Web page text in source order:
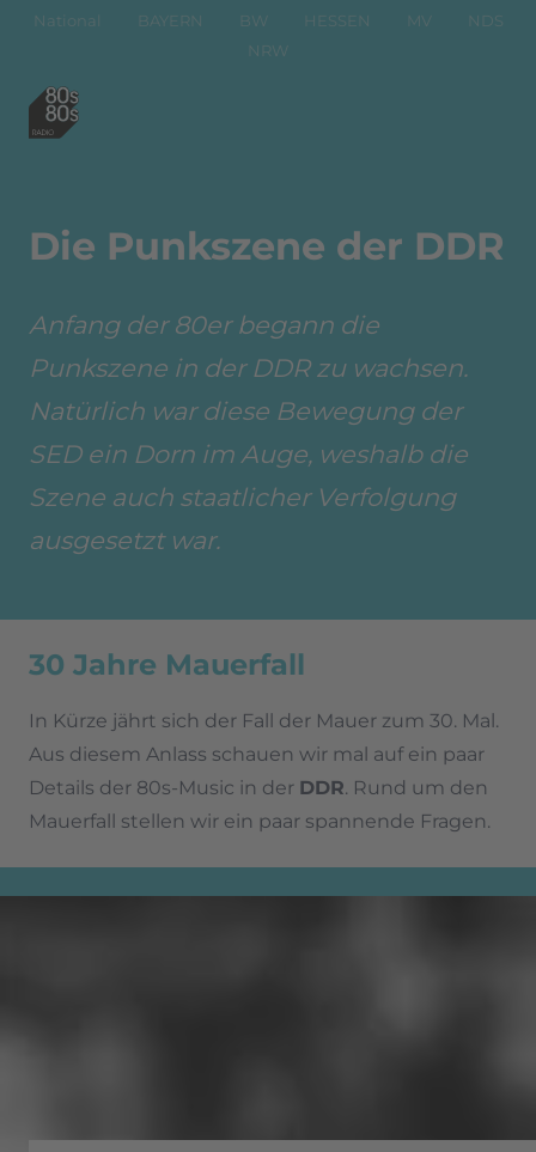
National BAYERN BW HESSEN MV
NDS
NRW
Die Punkszene der DDR
Anfang der 80er begann die
Punkszene in der DDR zu wachsen.
Natürlich war diese Bewegung der
SED ein Dorn im Auge, weshalb die
Szene auch staatlicher Verfolgung
ausgesetzt war.
30 Jahre Mauerfall
In Kürze jährt sich der Fall der Mauer zum 30. Mal.
Aus diesem Anlass schauen wir mal auf ein paar
Details der 80s-Music in der DDR. Rund um den
Mauerfall stellen wir ein paar spannende Fragen.